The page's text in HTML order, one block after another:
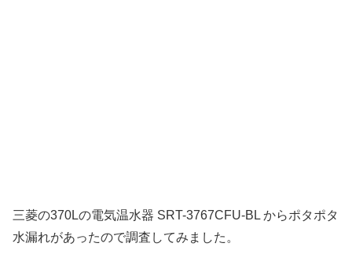
三菱の370Lの電気温水器 SRT-3767CFU-BL からポタポタ
水漏れがあったので調査してみました。